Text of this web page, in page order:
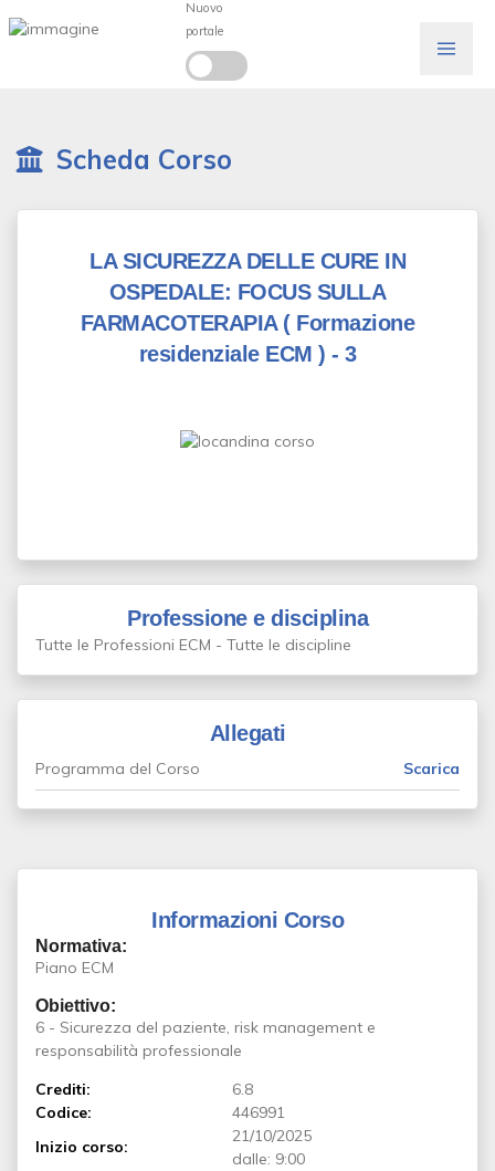
Scheda Corso
LA SICUREZZA DELLE CURE IN
OSPEDALE: FOCUS SULLA
FARMACOTERAPIA ( Formazione
residenziale ECM ) - 3
Professione e disciplina
Tutte le Professioni ECM - Tutte le discipline
Allegati
Programma del Corso Scarica
Informazioni Corso
Normativa:
Piano ECM
Obiettivo:
6 - Sicurezza del paziente, risk management e
responsabilità professionale
Crediti:
6.8
Codice:
446991
Inizio corso:
21/10/2025
dalle: 9:00